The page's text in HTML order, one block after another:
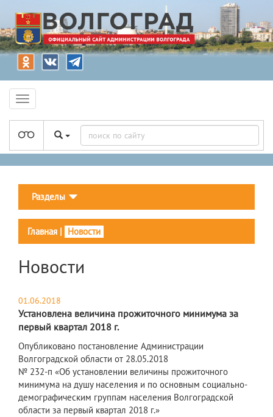
Разделы
Главная | Новости
Новости
01.06.2018
Установлена величина прожиточного минимума за
первый квартал 2018 г.
Опубликовано постановление Администрации
Волгоградской области от 28.05.2018
№ 232-п «Об установлении величины прожиточного
минимума на душу населения и по основным социально-
демографическим группам населения Волгоградской
области за первый квартал 2018 г.»